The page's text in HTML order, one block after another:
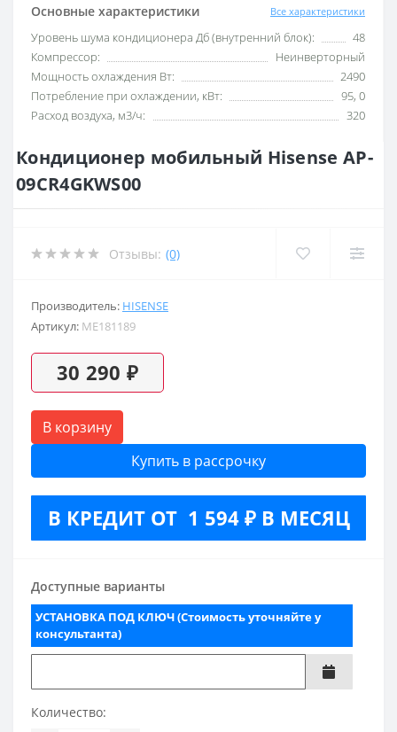
Основные характеристики Все характеристики
Уровень шума кондиционера Дб (внутренний блок):
48
Компрессор:
Неинверторный
Мощность охлаждения Вт:
2490
Потребление при охлаждении, кВт:
95, 0
Расход воздуха, м3/ч:
320
Кондиционер мобильный Hisense AP-
09CR4GKWS00
Отзывы: (0)
Производитель: HISENSE
Артикул: ME181189
30 290 ₽
В корзину
Купить в рассрочку
В КРЕДИТ ОТ 1 594 ₽ В МЕСЯЦ
Доступные варианты
УСТАНОВКА ПОД КЛЮЧ (Стоимость уточняйте у
консультанта)
Количество: